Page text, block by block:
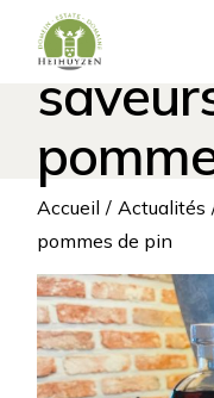
contenu
M-
Accueil Actualités
pommes de pin